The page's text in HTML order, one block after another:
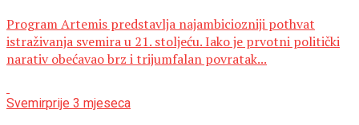
Program Artemis predstavlja najambiciozniji pothvat
istraživanja svemira u 21. stoljeću. Iako je prvotni politički
narativ obećavao brz i trijumfalan povratak...
Svemirprije 3 mjeseca